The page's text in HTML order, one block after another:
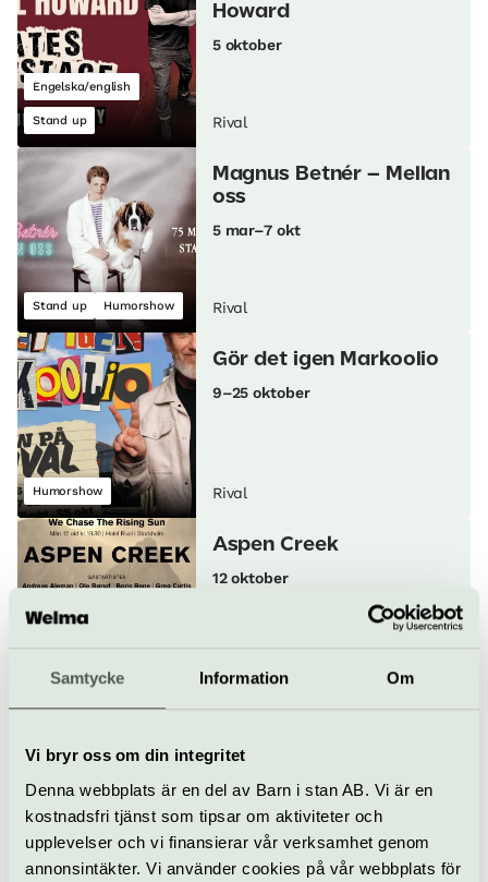
Samtycke Information Om
Vi bryr oss om din integritet
Denna webbplats är en del av Barn i stan AB. Vi är en
kostnadsfri tjänst som tipsar om aktiviteter och
upplevelser och vi finansierar vår verksamhet genom
annonsintäkter. Vi använder cookies på vår webbplats för
Engelska/english
Stand up
Howard
5 oktober
Rival
Stand up Humorshow
Magnus Betnér – Mellan
oss
5 mar–7 okt
Rival
Humorshow
Gör det igen Markoolio
9–25 oktober
Rival
Pop & rock
Aspen Creek
12 oktober
Rival
Stand up
20/10-27
20 oktober
Rival